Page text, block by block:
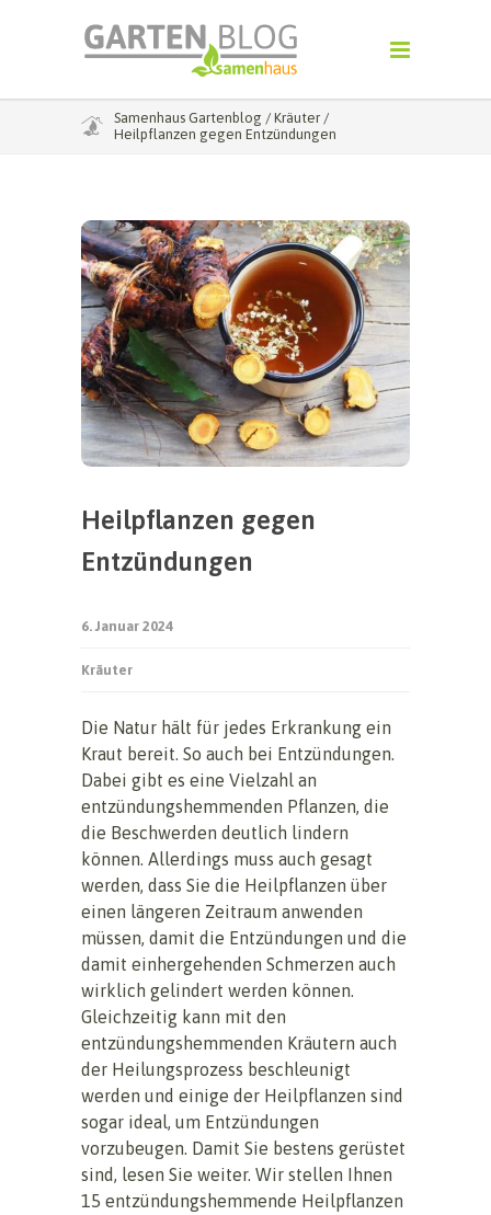
Samenhaus Gartenblog / Kräuter /
Heilpflanzen gegen Entzündungen
Heilpflanzen gegen
Entzündungen
6. Januar 2024
Kräuter
Die Natur hält für jedes Erkrankung ein
Kraut bereit. So auch bei Entzündungen.
Dabei gibt es eine Vielzahl an
entzündungshemmenden Pflanzen, die
die Beschwerden deutlich lindern
können. Allerdings muss auch gesagt
werden, dass Sie die Heilpflanzen über
einen längeren Zeitraum anwenden
müssen, damit die Entzündungen und die
damit einhergehenden Schmerzen auch
wirklich gelindert werden können.
Gleichzeitig kann mit den
entzündungshemmenden Kräutern auch
der Heilungsprozess beschleunigt
werden und einige der Heilpflanzen sind
sogar ideal, um Entzündungen
vorzubeugen. Damit Sie bestens gerüstet
sind, lesen Sie weiter. Wir stellen Ihnen
15 entzündungshemmende Heilpflanzen